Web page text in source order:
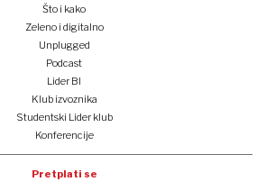
Što i kako
Zeleno i digitalno
Unplugged
Podcast
Lider BI
Klub izvoznika
Studentski Lider klub
Konferencije
Pretplati se